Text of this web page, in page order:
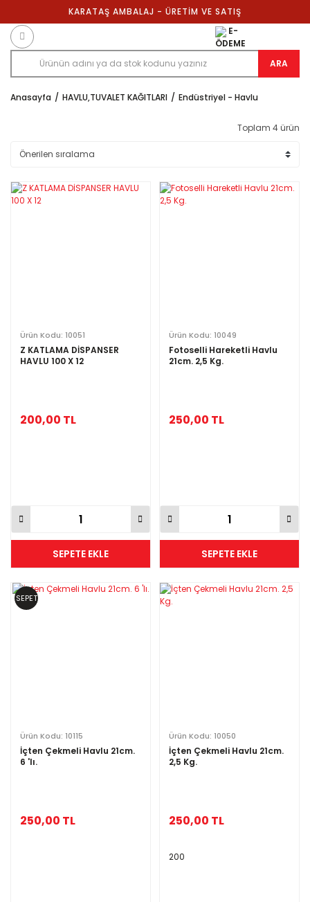
KARATAŞ AMBALAJ - ÜRETİM VE SATIŞ
ARA
E-
ÖDEME
Anasayfa HAVLU,TUVALET KAĞITLARI Endüstriyel - Havlu
Toplam 4 ürün
Ürün Kodu: 10051
Z KATLAMA DİSPANSER
HAVLU 100 X 12
200,00 TL
SEPETE EKLE
Ürün Kodu: 10049
Fotoselli Hareketli Havlu
21cm. 2,5 Kg.
250,00 TL
SEPETE EKLE
SEPET
Ürün Kodu: 10115
İçten Çekmeli Havlu 21cm.
6 'lı.
250,00 TL
Ürün Kodu: 10050
İçten Çekmeli Havlu 21cm.
2,5 Kg.
250,00 TL
200